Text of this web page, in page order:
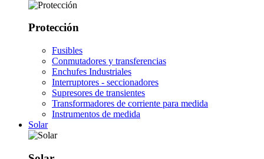
Protección
Fusibles
Conmutadores y transferencias
Enchufes Industriales
Interruptores - seccionadores
Supresores de transientes
Transformadores de corriente para medida
Instrumentos de medida
Solar